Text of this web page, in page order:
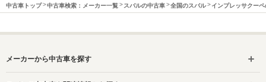
中古車トップ 中古車検索：メーカー一覧 スバルの中古車 全国のスバル インプレッサクー
メーカーから中古車を探す